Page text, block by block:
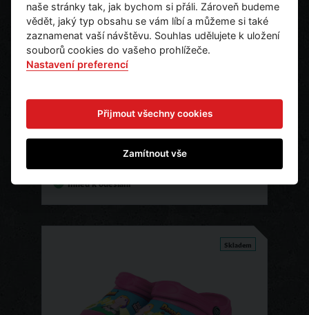
dinosaurů
280 Kč
Ihned k odeslání
Skladem
naše stránky tak, jak bychom si přáli. Zároveň budeme
vědět, jaký typ obsahu se vám líbí a můžeme si také
zaznamenat vaší návštěvu. Souhlas udělujete k uložení
souborů cookies do vašeho prohlížeče.
Nastavení preferencí
Přijmout všechny cookies
Zamítnout vše